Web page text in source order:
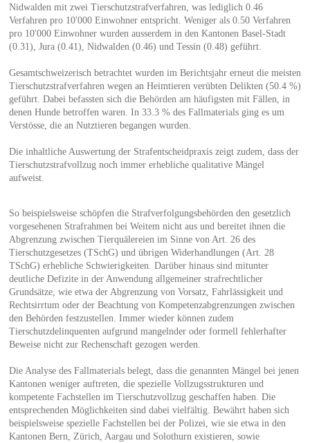
Nidwalden mit zwei Tierschutzstrafverfahren, was lediglich 0.46
Verfahren pro 10'000 Einwohner entspricht. Weniger als 0.50 Verfahren
pro 10'000 Einwohner wurden ausserdem in den Kantonen Basel-Stadt
(0.31), Jura (0.41), Nidwalden (0.46) und Tessin (0.48) geführt.
Gesamtschweizerisch betrachtet wurden im Berichtsjahr erneut die meisten
Tierschutzstrafverfahren wegen an Heimtieren verübten Delikten (50.4 %)
geführt. Dabei befassten sich die Behörden am häufigsten mit Fällen, in
denen Hunde betroffen waren. In 33.3 % des Fallmaterials ging es um
Verstösse, die an Nutztieren begangen wurden.
Die inhaltliche Auswertung der Strafentscheidpraxis zeigt zudem, dass der
Tierschutzstrafvollzug noch immer erhebliche qualitative Mängel
aufweist.
So beispielsweise schöpfen die Strafverfolgungsbehörden den gesetzlich
vorgesehenen Strafrahmen bei Weitem nicht aus und bereitet ihnen die
Abgrenzung zwischen Tierquälereien im Sinne von Art. 26 des
Tierschutzgesetzes (TSchG) und übrigen Widerhandlungen (Art. 28
TSchG) erhebliche Schwierigkeiten. Darüber hinaus sind mitunter
deutliche Defizite in der Anwendung allgemeiner strafrechtlicher
Grundsätze, wie etwa der Abgrenzung von Vorsatz, Fahrlässigkeit und
Rechtsirrtum oder der Beachtung von Kompetenzabgrenzungen zwischen
den Behörden festzustellen. Immer wieder können zudem
Tierschutzdelinquenten aufgrund mangelnder oder formell fehlerhafter
Beweise nicht zur Rechenschaft gezogen werden.
Die Analyse des Fallmaterials belegt, dass die genannten Mängel bei jenen
Kantonen weniger auftreten, die spezielle Vollzugsstrukturen und
kompetente Fachstellen im Tierschutzvollzug geschaffen haben. Die
entsprechenden Möglichkeiten sind dabei vielfältig. Bewährt haben sich
beispielsweise spezielle Fachstellen bei der Polizei, wie sie etwa in den
Kantonen Bern, Zürich, Aargau und Solothurn existieren, sowie